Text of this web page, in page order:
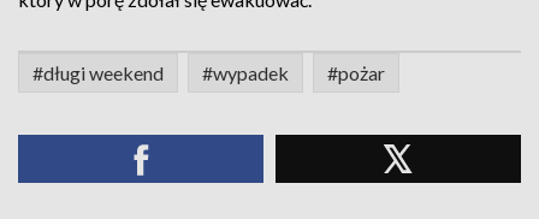
#długi weekend #wypadek #pożar